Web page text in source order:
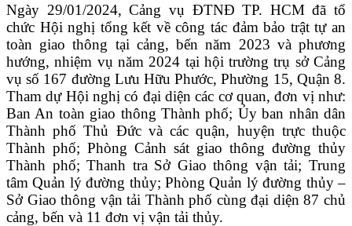
Ngày 29/01/2024, Cảng vụ ĐTNĐ TP. HCM đã tổ
chức Hội nghị tổng kết về công tác đảm bảo trật tự an
toàn giao thông tại cảng, bến năm 2023 và phương
hướng, nhiệm vụ năm 2024 tại hội trường trụ sở Cảng
vụ số 167 đường Lưu Hữu Phước, Phường 15, Quận 8.
Tham dự Hội nghị có đại diện các cơ quan, đơn vị như:
Ban An toàn giao thông Thành phố; Ủy ban nhân dân
Thành phố Thủ Đức và các quận, huyện trực thuộc
Thành phố; Phòng Cảnh sát giao thông đường thủy
Thành phố; Thanh tra Sở Giao thông vận tải; Trung
tâm Quản lý đường thủy; Phòng Quản lýđường thủy –
Sở Giao thông vận tải Thành phố cùngđại diện 87chủ
cảng, bến và 11 đơn vị vận tải thủy.